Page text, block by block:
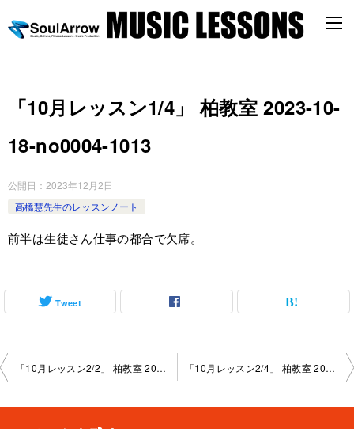
「10月レッスン1/4」 柏教室 2023-10-
18-no0004-1013
公開日： 2023年12月2日
高橋慧先生のレッスンノート
前半は生徒さん仕事の都合で欠席。
Tweet
投
「10月レッスン2/2」 柏教室 2023-10-18-no0004-1010 「10月レッスン2/4」 柏教室 2023-10-18-no0004-1013